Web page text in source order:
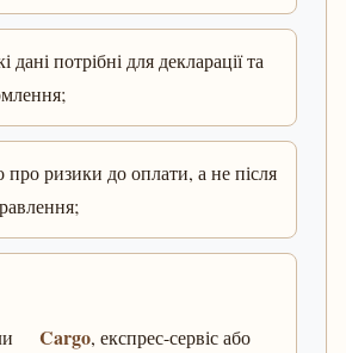
потрібні для декларації та
ризики до оплати, а не після
Cargo, експрес-сервіс або